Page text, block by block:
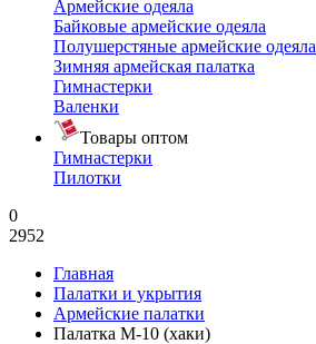
Армейские одеяла
Байковые армейские одеяла
Полушерстяные армейские одеяла
Зимняя армейская палатка
Гимнастерки
Валенки
Товары оптом
Гимнастерки
Пилотки
0
2952
Главная
Палатки и укрытия
Армейские палатки
Палатка М-10 (хаки)